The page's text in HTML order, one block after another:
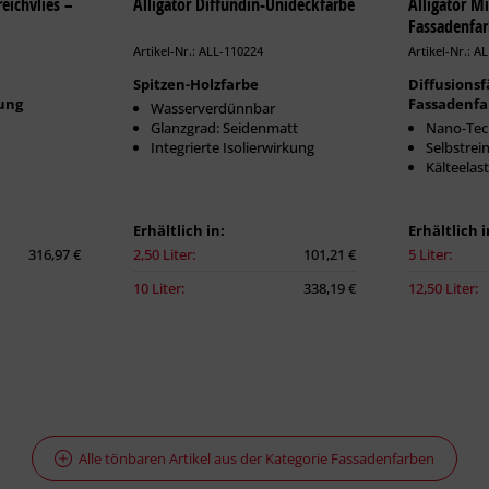
316,97 €
Artikel-Nr.: ALL-110224
Spitzen-Holzfarbe
Wasserverdünnbar
Glanzgrad: Seidenmatt
Integrierte Isolierwirkung
Erhältlich in:
2,50 Liter:
101,21 €
10 Liter:
338,19 €
Artikel-Nr.:
Nano-
Erhältlich
5 Liter:
12,50 Liter:
Alle tönbaren Artikel aus der Kategorie Fassadenfarben